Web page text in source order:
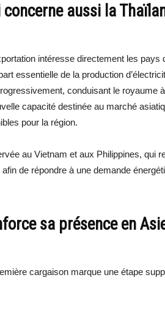
aussi la
intéresse directement les pays
essentielle de la production
conduisant le royaume
capacité destinée au marché
pour la région.
au Vietnam et aux Philippines, qui
de répondre à une demande
sa présence en
cargaison marque une étape